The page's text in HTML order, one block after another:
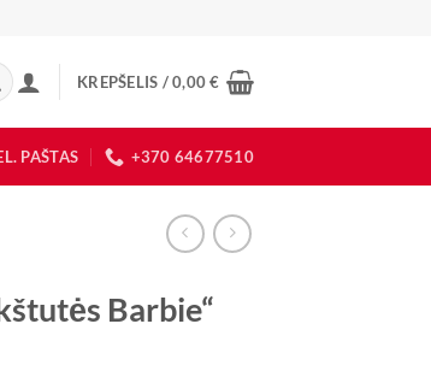
KREPŠELIS /0,00€
PAŠTAS +370 64677510
Barbie“